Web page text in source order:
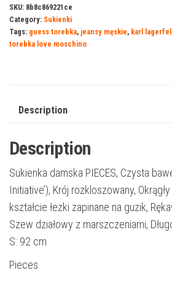
SKU: 8b8c869221ce
Category: Sukienki
Tags: guess torebka, jeansy męskie, karl
torebka love moschino
Description
Description
Sukienka damska PIECES, Czysta
Initiative’), Krój rozkloszowany,
kształcie łezki zapinane na guzik,
Szew działowy z marszczeniami,
S: 92 cm
Pieces